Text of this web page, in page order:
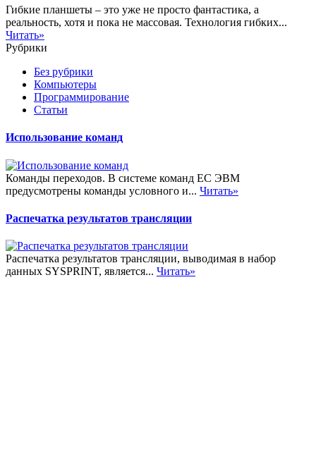
Гибкие планшеты – это уже не просто фантастика, а
реальность, хотя и пока не массовая. Технология гибких...
Читать»
Рубрики
Без рубрики
Компьютеры
Программирование
Статьи
Использование команд
Команды переходов. В системе команд ЕС ЭВМ
предусмотрены команды условного и... Читать»
Распечатка результатов трансляции
Распечатка результатов трансляции, выводимая в набор
данных SYSPRINT, является... Читать»